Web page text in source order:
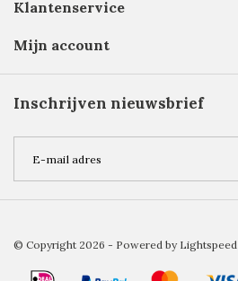
Klantenservice
Mijn account
Inschrijven nieuwsbrief
© Copyright 2026 - Powered by Lightspeed